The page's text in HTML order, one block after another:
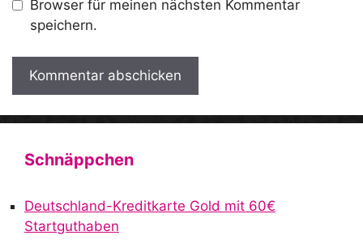
Browser für meinen nächsten Kommentar
speichern.
A
n
Schnäppchen
Deutschland-Kreditkarte Gold mit 60€
Startguthaben